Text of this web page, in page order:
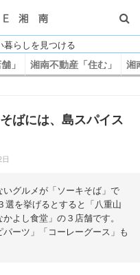
暮らしを見つける
」 湘南不動産「住む」 湘
ばには、島スパイス
グルメが「ソーキそば」で
選を挙げるとすると「八重山
よし食堂」の３店舗です。
ーツ」「コーレーグース」も